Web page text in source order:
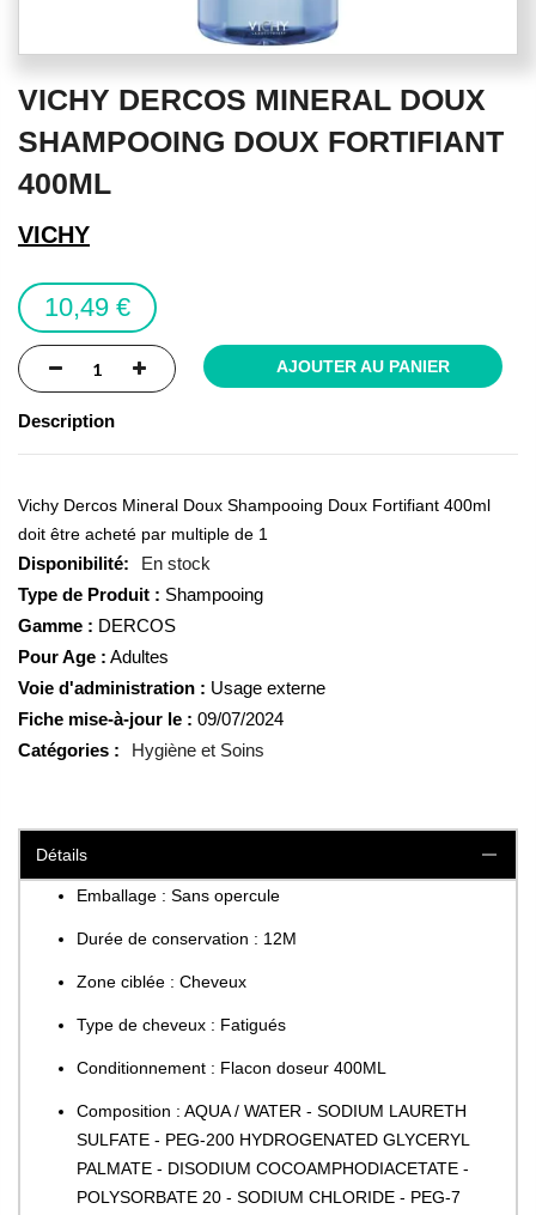
to
beginning
of
images
VICHY DERCOS MINERAL DOUX
SHAMPOOING DOUX FORTIFIANT
400ML
VICHY
10,49 €
AJOUTER AU PANIER
Description
Vichy Dercos Mineral Doux Shampooing Doux Fortifiant 400ml
doit être acheté par multiple de 1
En stock
Type de Produit : Shampooing
Gamme : DERCOS
Pour Age : Adultes
Voie d'administration : Usage externe
Fiche mise-à-jour le : 09/07/2024
Catégories :
Hygiène et Soins
Détails
Emballage : Sans opercule
Durée de conservation : 12M
Zone ciblée : Cheveux
Type de cheveux : Fatigués
Conditionnement : Flacon doseur 400ML
Composition : AQUA / WATER - SODIUM LAURETH
SULFATE - PEG-200 HYDROGENATED GLYCERYL
PALMATE - DISODIUM COCOAMPHODIACETATE -
POLYSORBATE 20 - SODIUM CHLORIDE - PEG-7